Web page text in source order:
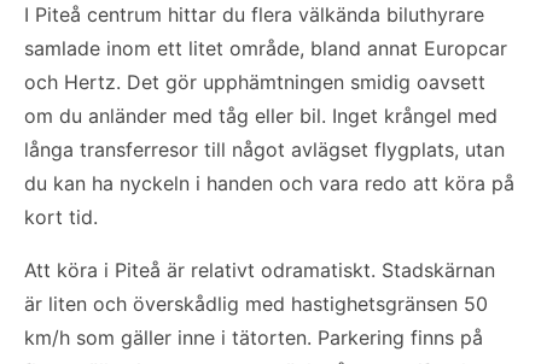
I Piteå centrum hittar du flera välkända biluthyrare
samlade inom ett litet område, bland annat Europcar
och Hertz. Det gör upphämtningen smidig oavsett
om du anländer med tåg eller bil. Inget krångel med
långa transferresor till något avlägset flygplats, utan
du kan ha nyckeln i handen och vara redo att köra på
kort tid.
Att köra i Piteå är relativt odramatiskt. Stadskärnan
är liten och överskådlig med hastighetsgränsen 50
km/h som gäller inne i tätorten. Parkering finns på